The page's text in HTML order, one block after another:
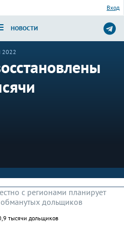
Вход
НОВОСТИ
2022
с регионами планирует
обманутых дольщиков